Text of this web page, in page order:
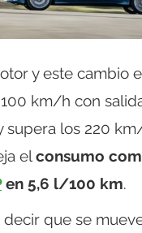
y este cambio
km/h con
supera los 220
elconsumo
en 5,6 l/100 km.
decir que se